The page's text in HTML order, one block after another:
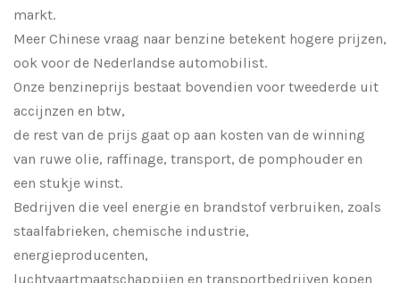
markt.
Meer Chinese vraag naar benzine betekent hogere prijzen,
ook voor de Nederlandse automobilist.
Onze benzineprijs bestaat bovendien voor tweederde uit
accijnzen en btw,
de rest van de prijs gaat op aan kosten van de winning
van ruwe olie, raffinage, transport, de pomphouder en
een stukje winst.
Bedrijven die veel energie en brandstof verbruiken, zoals
staalfabrieken, chemische industrie,
energieproducenten,
luchtvaartmaatschappijen en transportbedrijven kopen